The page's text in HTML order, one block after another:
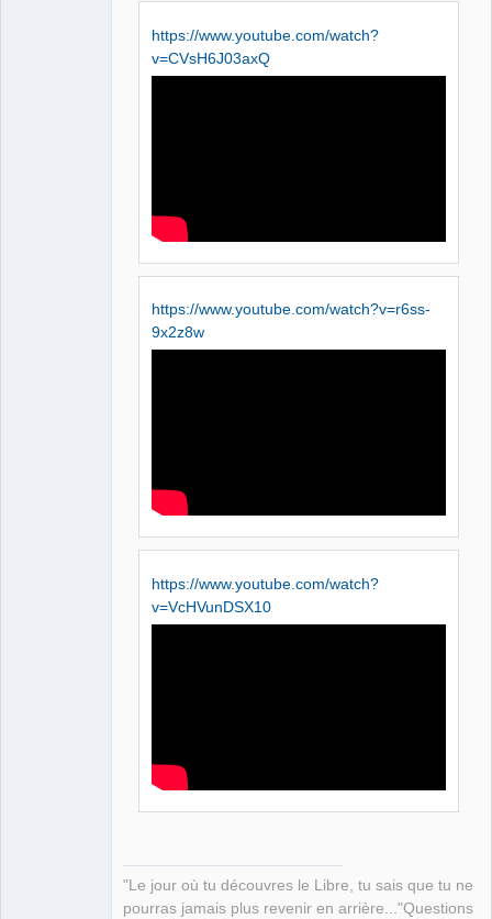
https://www.youtube.com/watch?
v=CVsH6J03axQ
https://www.youtube.com/watch?v=r6ss-
9x2z8w
https://www.youtube.com/watch?
v=VcHVunDSX10
"Le jour où tu découvres le Libre, tu sais que tu ne
pourras jamais plus revenir en arrière..."Questions